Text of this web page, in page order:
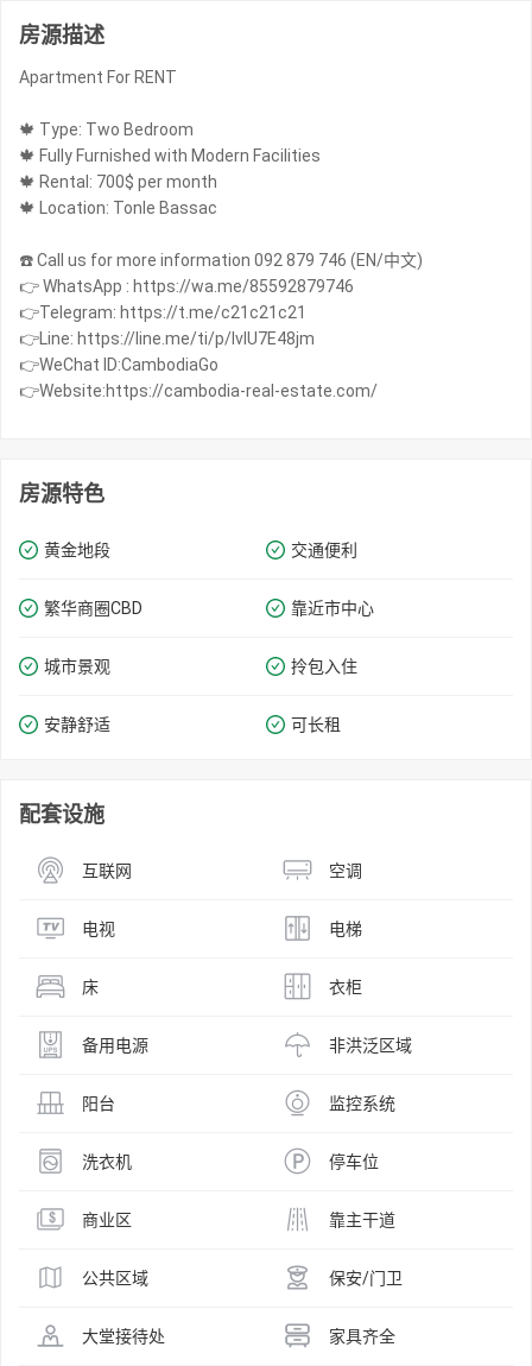
房源描述
Apartment For RENT
🍁 Type: Two Bedroom
🍁 Fully Furnished with Modern Facilities
🍁 Rental: 700$ per month
🍁 Location: Tonle Bassac
☎️ Call us for more information 092 879 746 (EN/中文)
👉 WhatsApp : https://wa.me/85592879746
👉Telegram: https://t.me/c21c21c21
👉Line: https://line.me/ti/p/IvIU7E48jm
👉WeChat ID:CambodiaGo
👉Website:https://cambodia-real-estate.com/
房源特色
黄金地段 交通便利
繁华商圈​​CBD 靠近市中心
城市景观 拎包入住
安静舒适 可长租
配套设施
互联网 空调
电视 电梯
床 衣柜
备用电源 非洪泛区域
阳台 监控系统
洗衣机 停车位
商业区 靠主干道
公共区域 保安/门卫
大堂接待处 家具齐全